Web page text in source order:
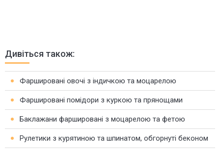
Дивіться також:
Фаршировані овочі з індичкою та моцарелою
Фаршировані помідори з куркою та прянощами
Баклажани фаршировані з моцарелою та фетою
Рулетики з курятиною та шпинатом, обгорнуті беконом